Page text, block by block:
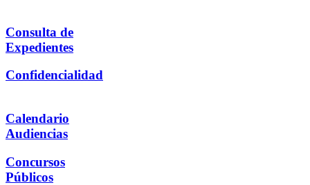
Consulta de
Expedientes
Confidencialidad
Calendario
Audiencias
Concursos
Públicos